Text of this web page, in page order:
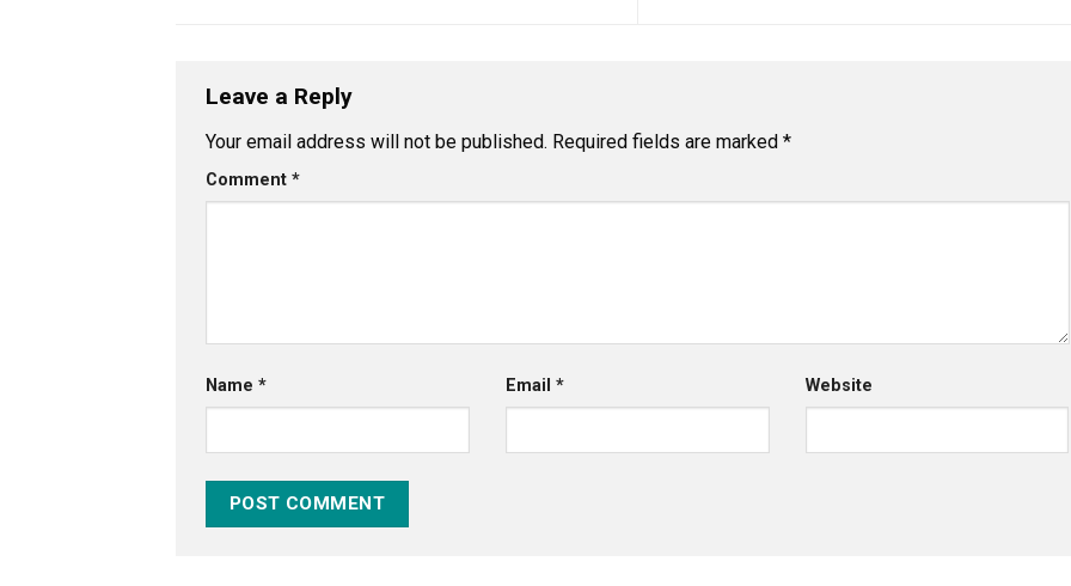
Leave a Reply
Your email address will not be published. Required fields are marked *
Comment *
Name * Email * Website